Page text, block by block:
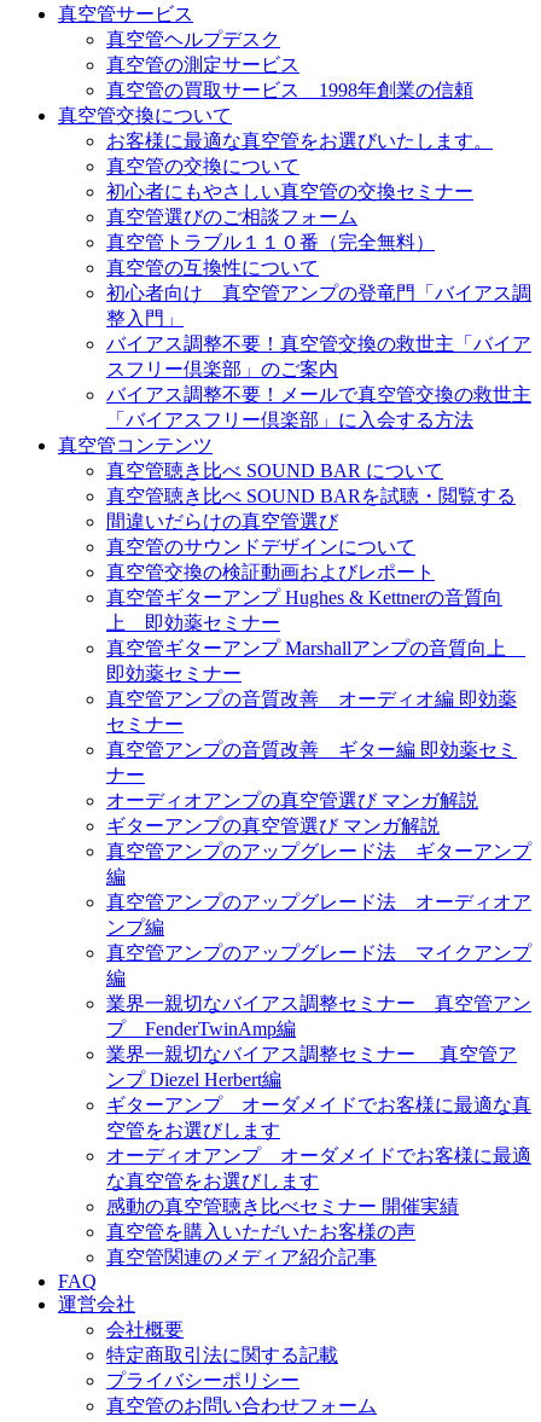
真空管サービス
真空管ヘルプデスク
真空管の測定サービス
真空管の買取サービス 1998年創業の信頼
真空管交換について
お客様に最適な真空管をお選びいたします。
真空管の交換について
初心者にもやさしい真空管の交換セミナー
真空管選びのご相談フォーム
真空管トラブル１１０番（完全無料）
真空管の互換性について
初心者向け 真空管アンプの登竜門「バイアス調
整入門」
バイアス調整不要！真空管交換の救世主「バイア
スフリー倶楽部」のご案内
バイアス調整不要！メールで真空管交換の救世主
「バイアスフリー倶楽部」に入会する方法
真空管コンテンツ
真空管聴き比べ SOUND BAR について
真空管聴き比べ SOUND BARを試聴・閲覧する
間違いだらけの真空管選び
真空管のサウンドデザインについて
真空管交換の検証動画およびレポート
真空管ギターアンプ Hughes & Kettnerの音質向
上 即効薬セミナー
真空管ギターアンプ Marshallアンプの音質向上
即効薬セミナー
真空管アンプの音質改善 オーディオ編 即効薬
セミナー
真空管アンプの音質改善 ギター編 即効薬セミ
ナー
オーディオアンプの真空管選び マンガ解説
ギターアンプの真空管選び マンガ解説
真空管アンプのアップグレード法 ギターアンプ
編
真空管アンプのアップグレード法 オーディオア
ンプ編
真空管アンプのアップグレード法 マイクアンプ
編
業界一親切なバイアス調整セミナー 真空管アン
プ FenderTwinAmp編
業界一親切なバイアス調整セミナー 真空管ア
ンプ Diezel Herbert編
ギターアンプ オーダメイドでお客様に最適な真
空管をお選びします
オーディオアンプ オーダメイドでお客様に最適
な真空管をお選びします
感動の真空管聴き比べセミナー 開催実績
真空管を購入いただいたお客様の声
真空管関連のメディア紹介記事
FAQ
運営会社
会社概要
特定商取引法に関する記載
プライバシーポリシー
真空管のお問い合わせフォーム